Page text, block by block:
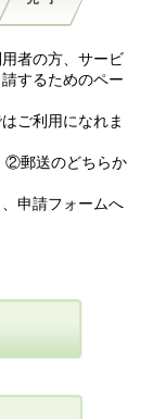
者の方、サービ
するためのペー
ご利用になれま
②郵送のどちらか
申請フォームへ